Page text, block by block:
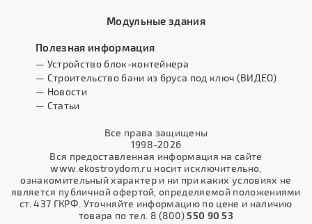
Модульные здания
Полезная информация
— Устройство блок-контейнера
— Строительство бани из бруса под ключ (ВИДЕО)
— Новости
— Статьи
Все права защищены
1998-2026
Вся предоставленная информация на сайте
www.ekostroydom.ru носит исключительно,
ознакомительный характер и ни при каких условиях не
является публичной офертой, определяемой положениями
ст. 437 ГКРФ. Уточняйте информацию по цене и наличию
товара по тел. 8 (800)550 90 53